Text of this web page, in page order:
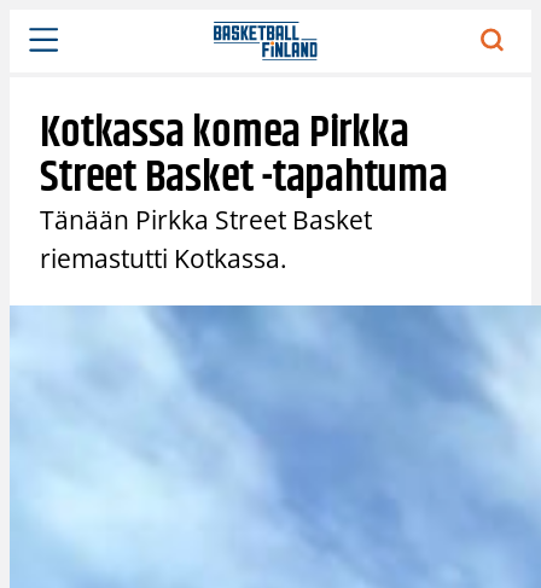
Siirry
sisältöön
Kotkassa komea Pirkka
Street Basket -tapahtuma
Tänään Pirkka Street Basket
riemastutti Kotkassa.